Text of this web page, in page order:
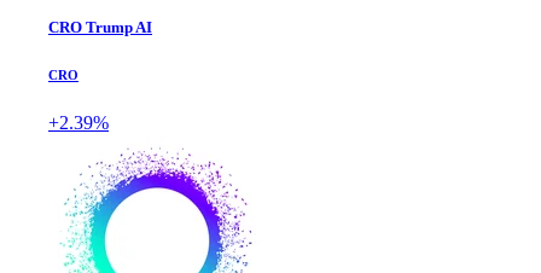
CRO Trump AI
CRO
+2.39%